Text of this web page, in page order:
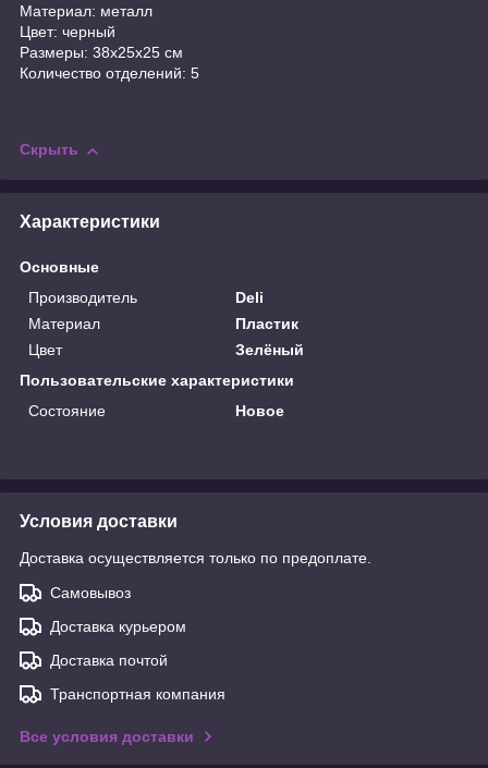
Материал: металл
Цвет: черный
Размеры: 38х25х25 см
Количество отделений: 5
Скрыть
Характеристики
Основные
Производитель
Deli
Материал
Пластик
Цвет
Зелёный
Пользовательские характеристики
Состояние
Новое
Условия доставки
Доставка осуществляется только по предоплате.
Самовывоз
Доставка курьером
Доставка почтой
Транспортная компания
Все условия доставки